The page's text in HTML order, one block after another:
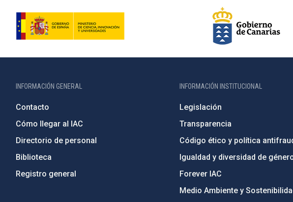
INFORMACIÓN GENERAL
Contacto
Cómo llegar al IAC
Directorio de personal
Biblioteca
Registro general
INFORMACIÓN INSTITUCIONAL
Legislación
Transparencia
Código ético y política
Igualdad y diversidad de
Forever IAC
Medio Ambiente y